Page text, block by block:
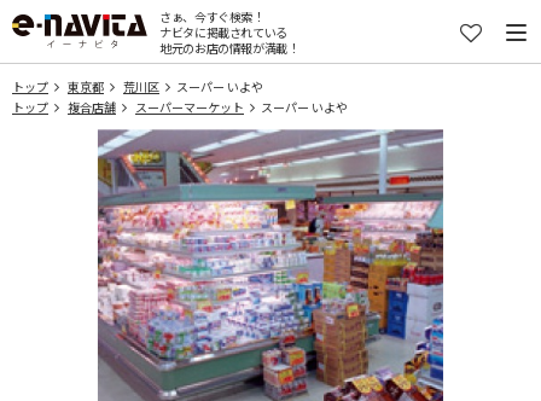
さぁ、今すぐ検索！
ナビタに掲載されている
地元のお店の情報が満載！
トップ 東京都 荒川区
スーパー いよや
トップ
複合店舗 スーパーマーケット スーパー いよや